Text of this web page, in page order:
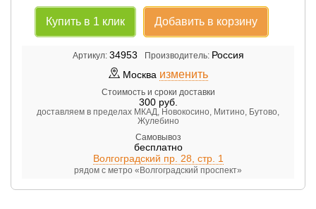
Купить в 1 клик Добавить в корзину
Артикул: 34953 Производитель: Россия
Москва изменить
Стоимость и сроки доставки
300руб.
доставляем в пределах МКАД, Новокосино, Митино, Бутово,
Жулебино
Самовывоз
бесплатно
Волгоградский пр. 28, стр. 1
рядом с метро «Волгоградский проспект»